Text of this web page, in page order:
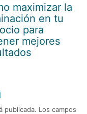
maximizar la
en tu
para
mejores
publicada. Los campos